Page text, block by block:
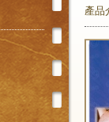
產品